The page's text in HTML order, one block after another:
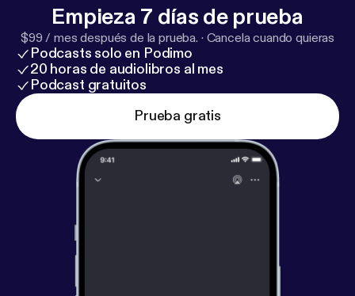
Empieza 7 días de prueba
$99 / mes después de la prueba. · Cancela cuando quieras
Podcasts solo en Podimo
20 horas de audiolibros al mes
Podcast gratuitos
Prueba gratis